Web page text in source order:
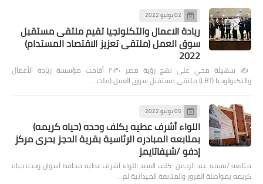
02 يونيو 2022
ريادة الاعمال والتكنولجيا تقيم ملتقى مستقبل
سوق العمل (ملتقى تعزيز الاقتصاد المستدام)
2022
✍️ سهيلة محي على نهج رؤية مصر ٢٠٣٠ أقامت مؤسسة ريادة الأعمال
والتكنولوجيا (LBT) ملتقى مستقبل سوق العمل (ملت…
05 يوليو 2022
اللواء أشرف عطيه يكلف وحده (حياه كريمه)
بمتابعه المبادره الرئاسية بقرية الحجز بحرى مركز
إدفو /شيفاتايمز
متابعه /بسمه عبد الرحمن كلف السيد اللواء أشرف عطيه محافظ أسوان وحده حياه
كريمه بمواصلة المرور والمتابعة الميدانية لم…